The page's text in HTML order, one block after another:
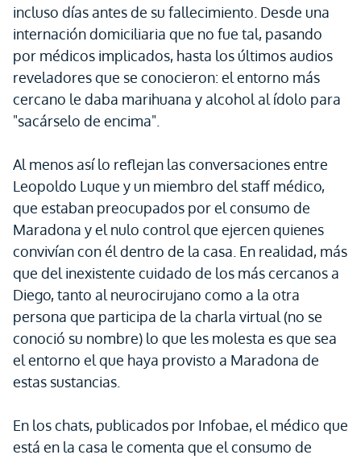
incluso días antes de su fallecimiento. Desde una
internación domiciliaria que no fue tal, pasando
por médicos implicados, hasta los últimos audios
reveladores que se conocieron: el entorno más
cercano le daba marihuana y alcohol al ídolo para
"sacárselo de encima".
Al menos así lo reflejan las conversaciones entre
Leopoldo Luque y un miembro del staff médico,
que estaban preocupados por el consumo de
Maradona y el nulo control que ejercen quienes
convivían con él dentro de la casa. En realidad, más
que del inexistente cuidado de los más cercanos a
Diego, tanto al neurocirujano como a la otra
persona que participa de la charla virtual (no se
conoció su nombre) lo que les molesta es que sea
el entorno el que haya provisto a Maradona de
estas sustancias.
En los chats, publicados por Infobae, el médico que
está en la casa le comenta que el consumo de